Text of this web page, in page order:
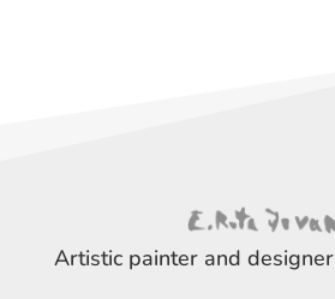
Artistic painter and designer